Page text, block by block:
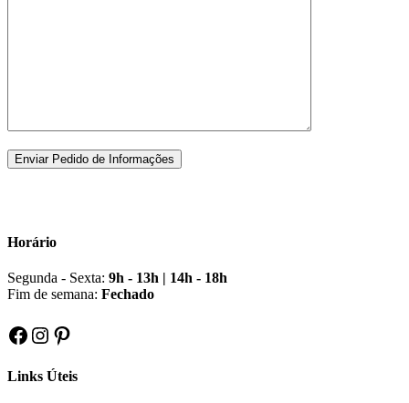
Horário
Segunda - Sexta: 9h - 13h | 14h - 18h
Fim de semana: Fechado
Facebook
Instagram
Pinterest
Links Úteis